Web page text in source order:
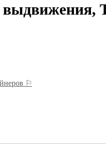
⚐